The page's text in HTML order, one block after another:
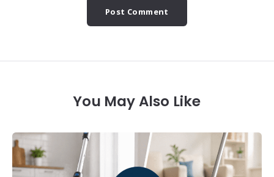
You May Also Like